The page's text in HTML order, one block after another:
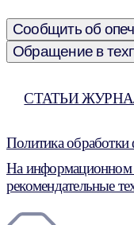
Сообщить об
Обращение в
СТАТЬИ
Политика обработки
На информационном
рекомендательные